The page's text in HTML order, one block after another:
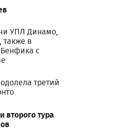
УПЛ Динамо,
в
с
третий
второго тура